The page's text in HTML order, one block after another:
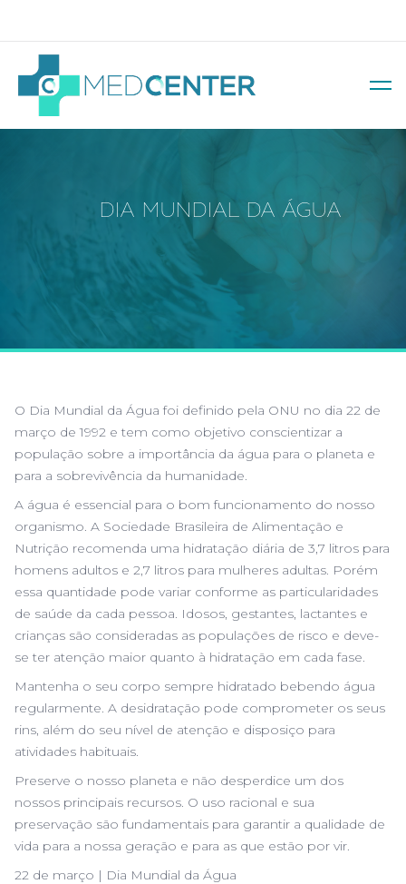
DIA MUNDIAL DA ÁGUA
O Dia Mundial da Água foi definido pela ONU no dia 22 de
março de 1992 e tem como objetivo conscientizar a
população sobre a importância da água para o planeta e
para a sobrevivência da humanidade.
A água é essencial para o bom funcionamento do nosso
organismo. A Sociedade Brasileira de Alimentação e
Nutrição recomenda uma hidratação diária de 3,7 litros para
homens adultos e 2,7 litros para mulheres adultas. Porém
essa quantidade pode variar conforme as particularidades
de saúde da cada pessoa. Idosos, gestantes, lactantes e
crianças são consideradas as populações de risco e deve-
se ter atenção maior quanto à hidratação em cada fase.
Mantenha o seu corpo sempre hidratado bebendo água
regularmente. A desidratação pode comprometer os seus
rins, além do seu nível de atenção e disposiço para
atividades habituais.
Preserve o nosso planeta e não desperdice um dos
nossos principais recursos. O uso racional e sua
preservação são fundamentais para garantir a qualidade de
vida para a nossa geração e para as que estão por vir.
22 de março | Dia Mundial da Água